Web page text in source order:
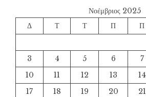
Νοέμβριος 2025
Δ
Τ Τ Π Π
3
4 5 6 7
10
11 12 13 14
17
18 19 20 21